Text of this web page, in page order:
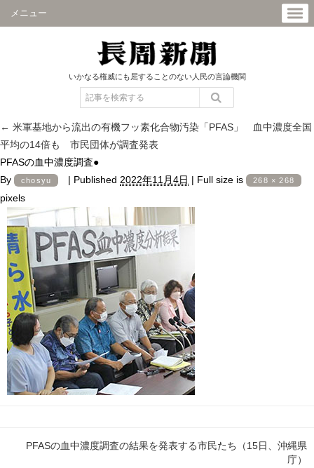
メニュー
いかなる権威にも屈することのない人民の言論機関
← 米軍基地から流出の有機フッ素化合物汚染「PFAS」 血中濃度全国
平均の14倍も 市民団体が調査発表
PFASの血中濃度調査●
By
chosyu | Published 2022年11月4日 | Full size is 268 × 268
pixels
PFASの血中濃度調査の結果を発表する市民たち（15日、沖縄県
庁）